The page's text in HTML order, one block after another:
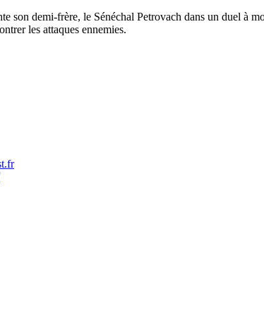
son demi-frère, le Sénéchal Petrovach dans un duel à
les attaques ennemies.